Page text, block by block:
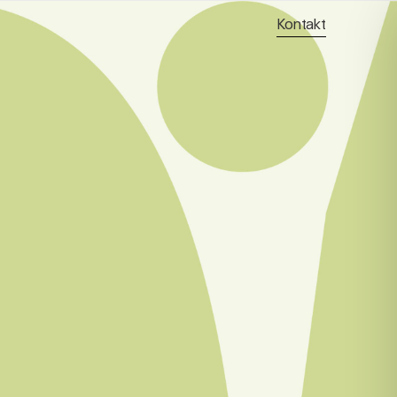
Kontakt